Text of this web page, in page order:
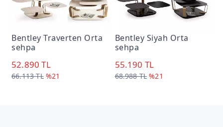
Bentley Traverten Orta
sehpa
52.890 TL
66.113 TL %21
Bentley Siyah Orta
sehpa
55.190 TL
68.988 TL %21